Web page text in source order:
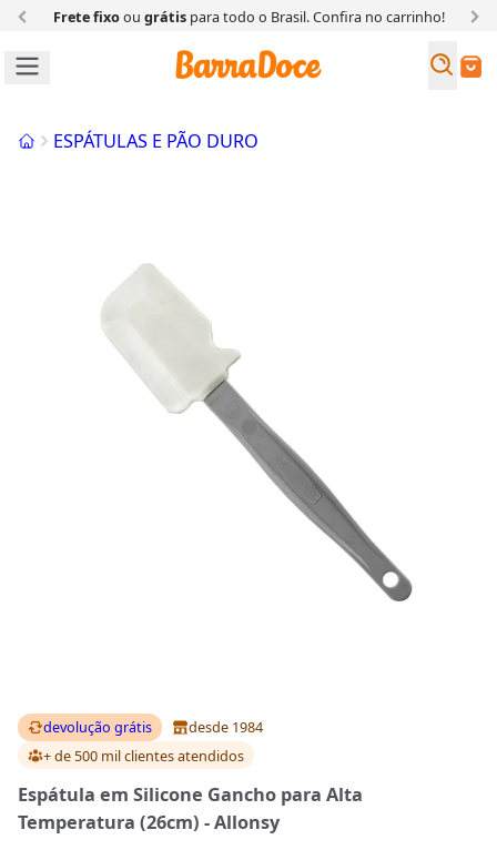
Frete fixoou grátispara todo o Brasil. Confira no carrinho!
Buscar
InícioESPÁTULAS E PÃO DURO
devolução grátis
desde 1984
+ de 500 mil clientesatendidos
Espátula em Silicone Gancho para Alta
Temperatura (26cm) - Allonsy